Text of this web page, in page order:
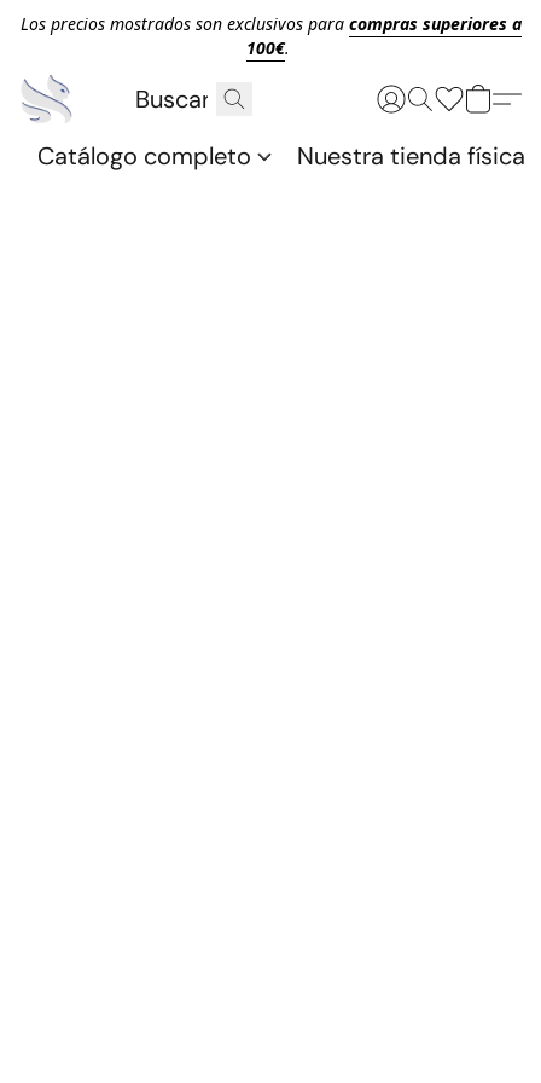
Los precios mostrados son exclusivos para compras superiores a
100€.
Catálogo completo Nuestra tienda física